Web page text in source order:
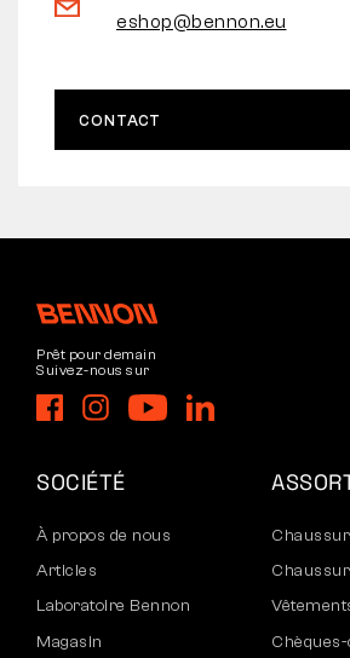
eshop@bennon.eu
CONTACT
Prêt pour demain
Suivez-nous sur
SOCIÉTÉ
À propos de nous
Articles
Laboratoire Bennon
Magasin